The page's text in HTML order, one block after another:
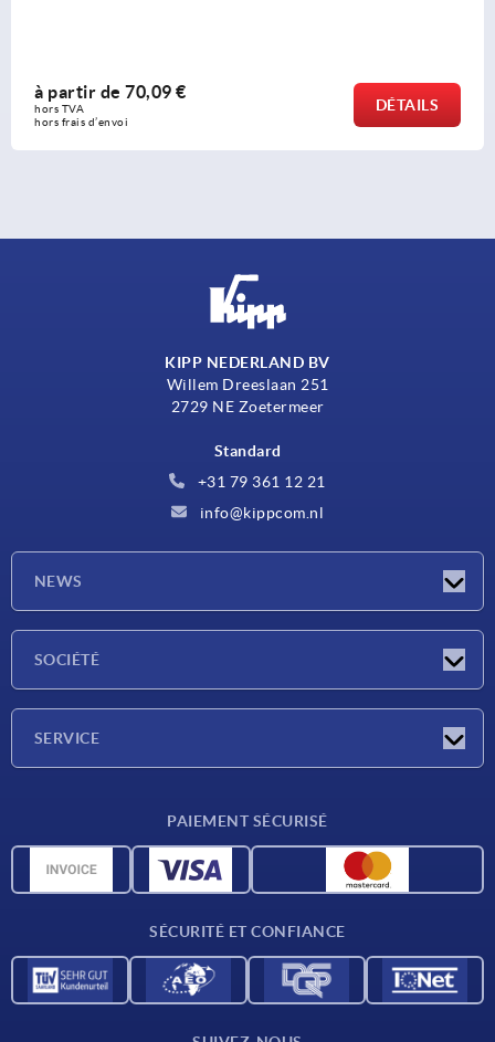
partir de70,09 €
TVA
frais d’envoi
DÉTAILS
KIPP NEDERLAND BV
Willem Dreeslaan 251
2729 NE Zoetermeer
Standard
+31 79 361 12 21
info@kippcom.nl
NEWS
SOCIÉTÉ
SERVICE
Données CAO
PAIEMENT SÉCURISÉ
SÉCURITÉ ET CONFIANCE